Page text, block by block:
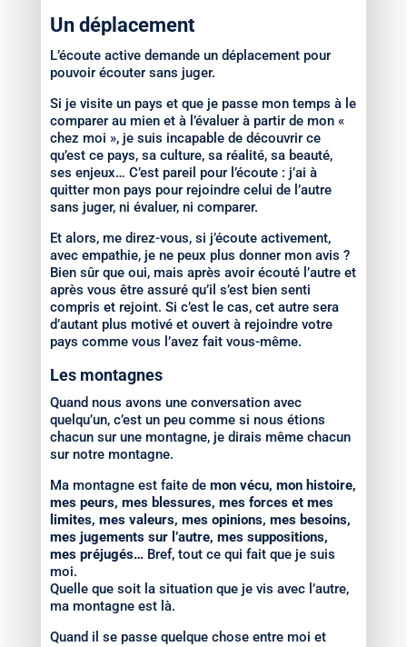
Un déplacement
L’écoute active demande un déplacement pour
pouvoir écouter sans juger.
Si je visite un pays et que je passe mon temps à le
comparer au mien et à l’évaluer à partir de mon «
chez moi », je suis incapable de découvrir ce
qu’est ce pays, sa culture, sa réalité, sa beauté,
ses enjeux… C’est pareil pour l’écoute : j’ai à
quitter mon pays pour rejoindre celui de l’autre
sans juger, ni évaluer, ni comparer.
Et alors, me direz-vous, si j’écoute activement,
avec empathie, je ne peux plus donner mon avis ?
Bien sûr que oui, mais après avoir écouté l’autre et
après vous être assuré qu’il s’est bien senti
compris et rejoint. Si c’est le cas, cet autre sera
d’autant plus motivé et ouvert à rejoindre votre
pays comme vous l’avez fait vous-même.
Les montagnes
Quand nous avons une conversation avec
quelqu’un, c’est un peu comme si nous étions
chacun sur une montagne, je dirais même chacun
sur notre montagne.
Ma montagne est faite de mon vécu, mon histoire,
mes peurs, mes blessures, mes forces et mes
limites, mes valeurs, mes opinions, mes besoins,
mes jugements sur l’autre, mes suppositions,
mes préjugés…Bref, tout ce qui fait que je suis
moi.
Quelle que soit la situation que je vis avec l’autre,
ma montagne est là.
Quand il se passe quelque chose entre moi et